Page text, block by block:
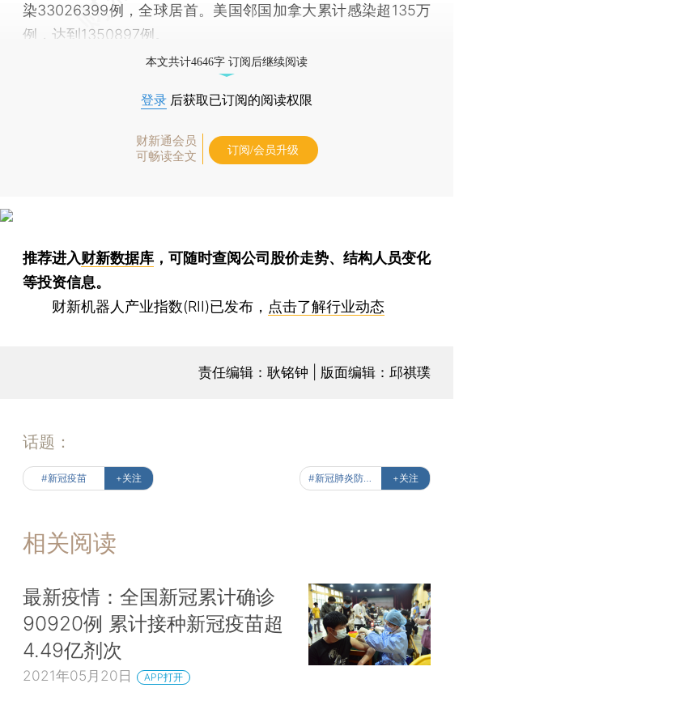
染33026399例，全球居首。美国邻国加拿大累计感染超135万
例，达到1350897例。
本文共计4646字 订阅后继续阅读
登录 后获取已订阅的阅读权限
财新通会员
可畅读全文
订阅/会员升级
推荐进入财新数据库 ，可随时查阅公司股价走势、结构人员变化
等投资信息。
财新机器人产业指数(RII)已发布， 点击了解行业动态
责任编辑：耿铭钟 | 版面编辑：邱祺璞
话题：
#新冠疫苗 +关注 #新冠肺炎防疫全纪录（实时更新中） +关注
相关阅读
最新疫情：全国新冠累计确诊
90920例 累计接种新冠疫苗超
4.49亿剂次
2021年05月20日 APP打开